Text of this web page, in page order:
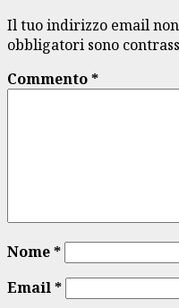
Il tuo indirizzo email
obbligatori sono
Commento*
Nome*
Email*